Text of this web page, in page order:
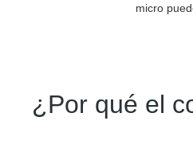
micro
¿Por qué el